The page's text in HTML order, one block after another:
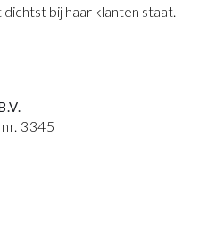
bij haar klanten staat.
3345